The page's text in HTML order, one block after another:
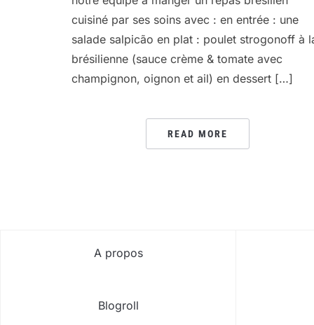
cuisiné par ses soins avec : en entrée : une
salade salpicão en plat : poulet strogonoff à
brésilienne (sauce crème & tomate avec
champignon, oignon et ail) en dessert […]
READ MORE
A propos
Blogroll